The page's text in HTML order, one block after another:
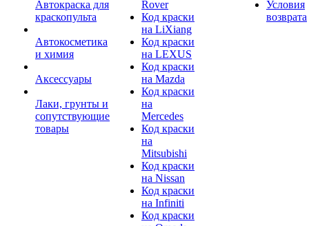
Автокраска для
краскопульта
Автокосметика
и химия
Аксессуары
Лаки, грунты и
сопутствующие
товары
Rover
Код краски
на LiXiang
Код краски
на LEXUS
Код краски
на Mazda
Код краски
на
Mercedes
Код краски
на
Mitsubishi
Код краски
на Nissan
Код краски
на Infiniti
Код краски
Условия
возврата